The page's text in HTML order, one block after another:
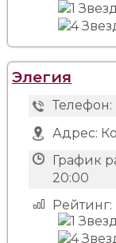
Элегия
Телефон:
Адрес:
График
20:00
Рейтинг: